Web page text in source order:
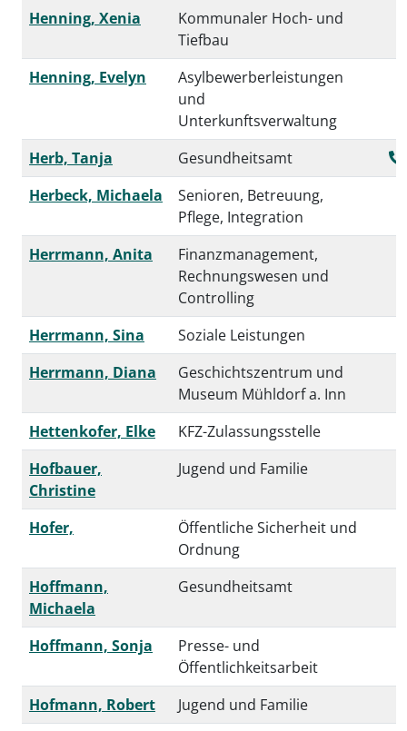
Henning, Xenia
Kommunaler Hoch- und
Tiefbau
Henning, Evelyn
Asylbewerberleistungen
und
Unterkunftsverwaltung
Herb, Tanja
Gesundheitsamt
Herbeck, Michaela
Senioren, Betreuung,
Pflege, Integration
Herrmann, Anita
Finanzmanagement,
Rechnungswesen und
Controlling
Herrmann, Sina
Soziale Leistungen
Herrmann, Diana
Geschichtszentrum und
Museum Mühldorf a. Inn
Hettenkofer, Elke
KFZ-Zulassungsstelle
Hofbauer,
Christine
Jugend und Familie
Hofer,
Öffentliche Sicherheit und
Ordnung
Hoffmann,
Michaela
Gesundheitsamt
Hoffmann, Sonja
Presse- und
Öffentlichkeitsarbeit
Hofmann, Robert
Jugend und Familie